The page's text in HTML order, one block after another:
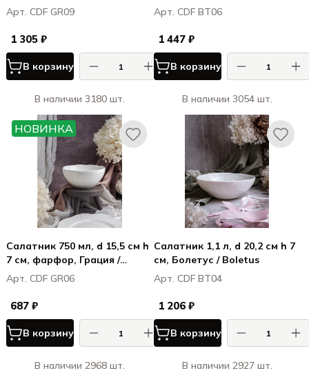
Арт. CDF GR09
1 305 ₽
В корзину
В наличии 3180 шт.
морепродуктов, Болетус /
Boletus
Арт. CDF BT06
1 447 ₽
В корзину
В наличии 3054 шт.
НОВИНКА
Салатник 750 мл, d 15,5 см h
7 см, фарфор, Грация /
Grazia
Арт. CDF GR06
687 ₽
В корзину
В наличии 2968 шт.
Салатник 1,1 л, d 20,2 см h 7
см, Болетус / Boletus
Арт. CDF BT04
1 206 ₽
В корзину
В наличии 2927 шт.